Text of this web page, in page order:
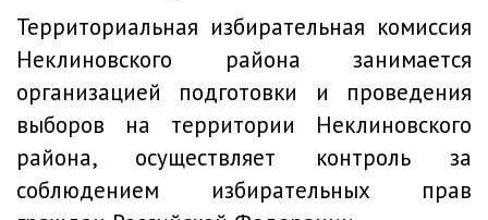
Территориальная избирательная комиссия
Неклиновского района занимается
организацией подготовки и проведения
выборов на территории Неклиновского
района, осуществляет контроль за
соблюдением избирательных прав